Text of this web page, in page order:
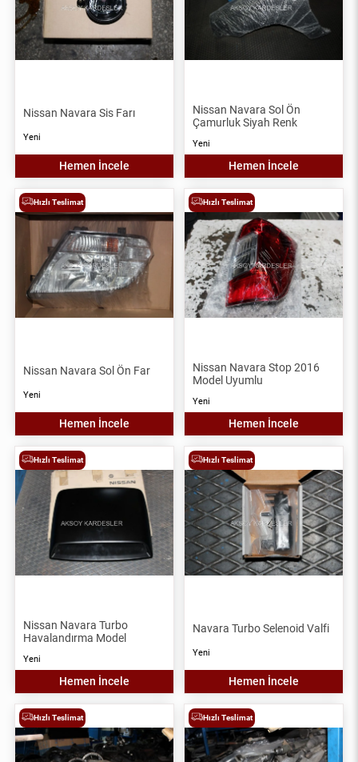
Nissan Navara Sis Farı
Yeni
Hemen İncele
Nissan Navara Sol Ön
Çamurluk Siyah Renk
Yeni
Hemen İncele
Hızlı Teslimat
Nissan Navara Sol Ön Far
Yeni
Hemen İncele
Hızlı Teslimat
Nissan Navara Stop 2016
Model Uyumlu
Yeni
Hemen İncele
Hızlı Teslimat
Nissan Navara Turbo
Havalandırma Model
Yeni
Hemen İncele
Hızlı Teslimat
Navara Turbo Selenoid Valfi
Yeni
Hemen İncele
Hızlı Teslimat Hızlı Teslimat